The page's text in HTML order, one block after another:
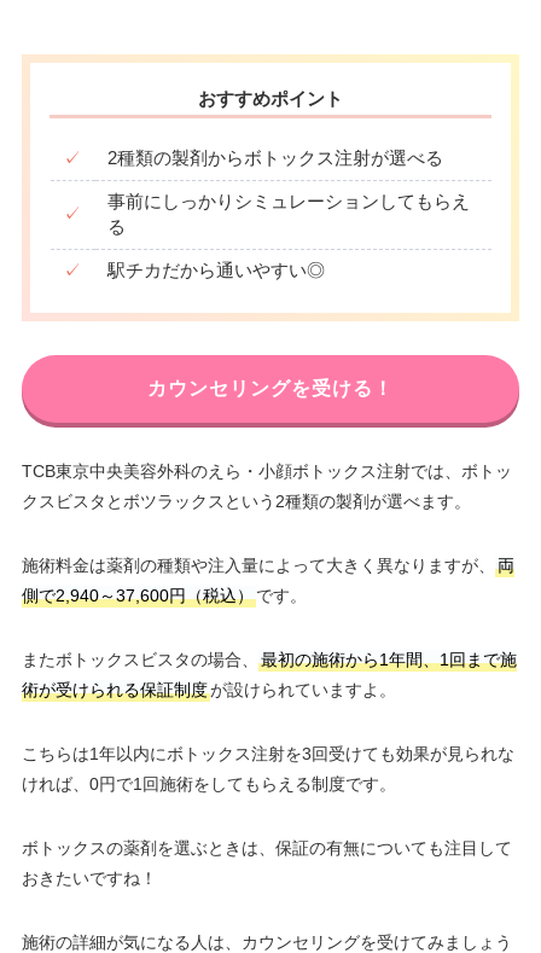
おすすめポイント
✓ 2種類の製剤からボトックス注射が選べる
✓
事前にしっかりシミュレーションしてもらえ
る
✓ 駅チカだから通いやすい◎
カウンセリングを受ける！
TCB東京中央美容外科のえら・小顔ボトックス注射では、ボトッ
クスビスタとボツラックスという2種類の製剤が選べます。
施術料金は薬剤の種類や注入量によって大きく異なりますが、
両
側で2,940～37,600円（税込）です。
またボトックスビスタの場合、
最初の施術から1年間、1回まで施
術が受けられる保証制度が設けられていますよ。
こちらは1年以内にボトックス注射を3回受けても効果が見られな
ければ、0円で1回施術をしてもらえる制度です。
ボトックスの薬剤を選ぶときは、保証の有無についても注目して
おきたいですね！
施術の詳細が気になる人は、カウンセリングを受けてみましょう